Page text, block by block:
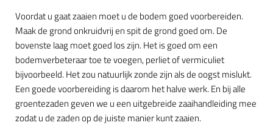
Voordat u gaat zaaien moet u de bodem goed voorbereiden.
Maak de grond onkruidvrij en spit de grond goed om. De
bovenste laag moet goed los zijn. Het is goed om een
bodemverbeteraar toe te voegen, perliet of vermiculiet
bijvoorbeeld. Het zou natuurlijk zonde zijn als de oogst mislukt.
Een goede voorbereiding is daarom het halve werk. En bij alle
groentezaden geven we u een uitgebreide zaaihandleiding mee
zodat u de zaden op de juiste manier kunt zaaien.